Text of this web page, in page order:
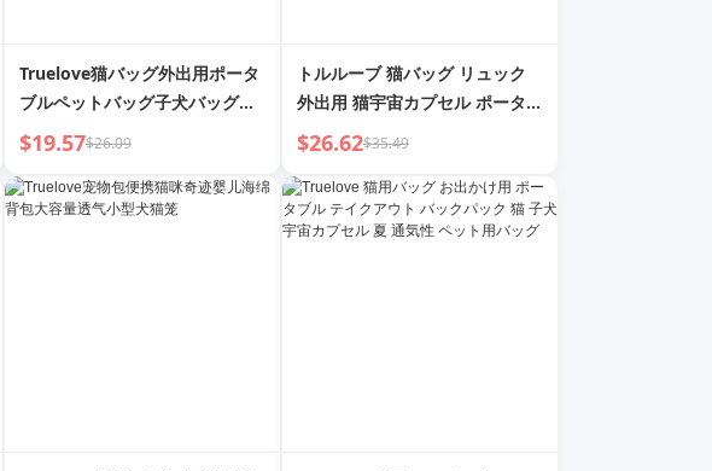
Truelove猫バッグ外出用ポータ
ブルペットバッグ子犬バッグ猫
用品猫ケージバックパック宇宙
カプセル夏通気性
$19.57$26.09
トルルーブ 猫バッグ リュック
外出用 猫宇宙カプセル ポータブ
ル通気性 犬/猫バッグ ショルダ
ーバッグ ペットバッグ
$26.62$35.49